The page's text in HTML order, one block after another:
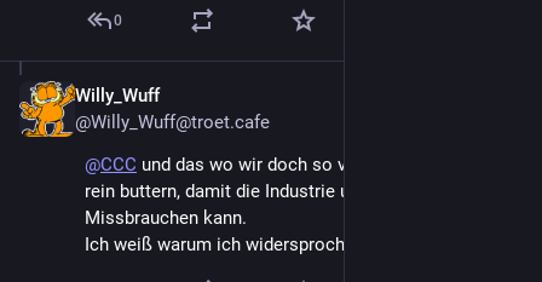
0
Willy_Wuff
@Willy_Wuff@troet.cafe
@CCC und das wo wir doch so viel Steuergelder da
rein buttern, damit die Industrie unsere Daten
Missbrauchen kann.
Ich weiß warum ich widersprochen habe.